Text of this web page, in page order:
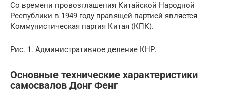
Со времени провозглашения Китайской Народной
Республики в 1949 году правящей партией является
Коммунистическая партия Китая (КПК).
Рис. 1. Административное деление КНР.
Основные технические характеристики
самосвалов Донг Фенг